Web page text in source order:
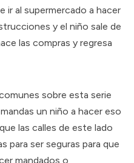
ir al supermercado a hacer
y el niño sale de
las compras y regresa
sobre esta serie
un niño a hacer eso
las calles de este lado
para ser seguras para que
mandados o